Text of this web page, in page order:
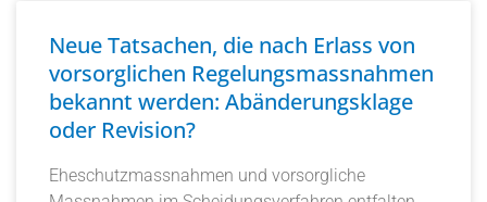
Neue Tatsachen, die nach Erlass von
vorsorglichen Regelungsmassnahmen
bekannt werden: Abänderungsklage
oder Revision?
Eheschutzmassnahmen und vorsorgliche